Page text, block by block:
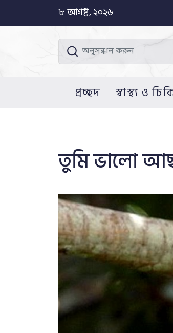
৮ আগষ্ট, ২০২৬
প্রচ্ছদ স্বাস্থ্য ও
তুমি ভালো